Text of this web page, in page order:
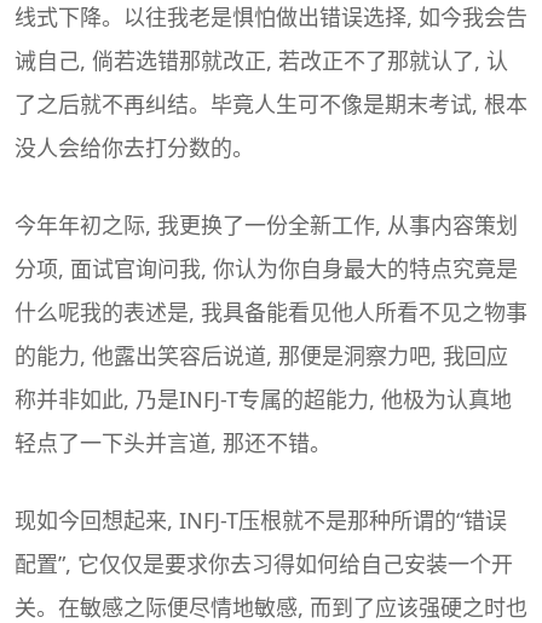
线式下降。以往我老是惧怕做出错误选择, 如今我会告
诫自己, 倘若选错那就改正, 若改正不了那就认了, 认
了之后就不再纠结。毕竟人生可不像是期末考试, 根本
没人会给你去打分数的。
今年年初之际, 我更换了一份全新工作, 从事内容策划
分项, 面试官询问我, 你认为你自身最大的特点究竟是
什么呢我的表述是, 我具备能看见他人所看不见之物事
的能力, 他露出笑容后说道, 那便是洞察力吧, 我回应
称并非如此, 乃是INFJ-T专属的超能力, 他极为认真地
轻点了一下头并言道, 那还不错。
现如今回想起来, INFJ-T压根就不是那种所谓的“错误
配置”, 它仅仅是要求你去习得如何给自己安装一个开
关。在敏感之际便尽情地敏感, 而到了应该强硬之时也